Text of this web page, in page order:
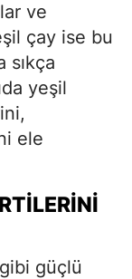
ve
çay ise bu
sıkça
yeşil
ele
güçlü